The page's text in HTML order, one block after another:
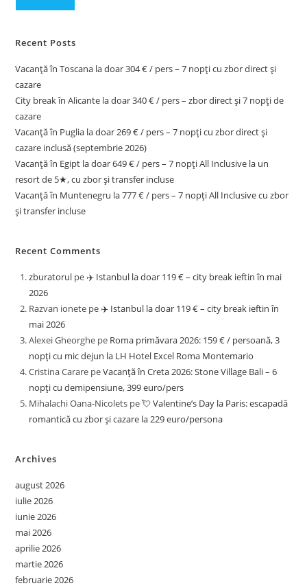
Recent Posts
Vacanță în Toscana la doar 304 € / pers – 7 nopți cu zbor direct și
cazare
City break în Alicante la doar 340 € / pers – zbor direct și 7 nopți de
cazare
Vacanță în Puglia la doar 269 € / pers – 7 nopți cu zbor direct și
cazare inclusă (septembrie 2026)
Vacanță în Egipt la doar 649 € / pers – 7 nopți All Inclusive la un
resort de 5★, cu zbor și transfer incluse
Vacanță în Muntenegru la 777 € / pers – 7 nopți All Inclusive cu zbor
și transfer incluse
Recent Comments
zburatorul pe ✈️ Istanbul la doar 119 € – city break ieftin în mai
2026
Razvan ionete pe ✈️ Istanbul la doar 119 € – city break ieftin în
mai 2026
Alexei Gheorghe pe Roma primăvara 2026: 159 € / persoană, 3
nopți cu mic dejun la LH Hotel Excel Roma Montemario
Cristina Carare peVacanță în Creta 2026: Stone Village Bali – 6
nopți cu demipensiune, 399 euro/pers
Mihalachi Oana-Nicolets pe💘 Valentine’s Day la Paris: escapadă
romantică cu zbor și cazare la 229 euro/persona
Archives
august 2026
iulie 2026
iunie 2026
mai 2026
aprilie 2026
martie 2026
februarie 2026